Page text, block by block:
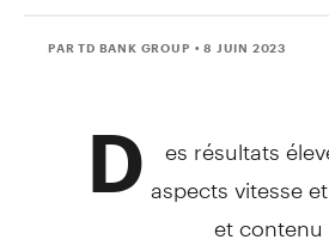
PAR TD BANK GROUP • 8 JUIN 2023
D es résultats
aspects vitesse
et contenu